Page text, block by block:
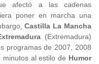
afectó a las cadenas
poner en marcha una
Castilla La Mancha
(Extremadura)
programas de 2007, 2008
al estilo de Humor